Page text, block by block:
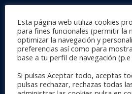
HORAIRE
De 7h00 à 15h00 , du LUNDI au JEUDI
Le VENDREDI: 07h00 - 14h00
Esta página web utiliza cookies
para fines funcionales (permitir la
optimizar la navegación y
preferencias así como para
base a tu perfil de navegación
Si pulsas Aceptar todo, aceptas
pulsas rechazar, rechazas todas